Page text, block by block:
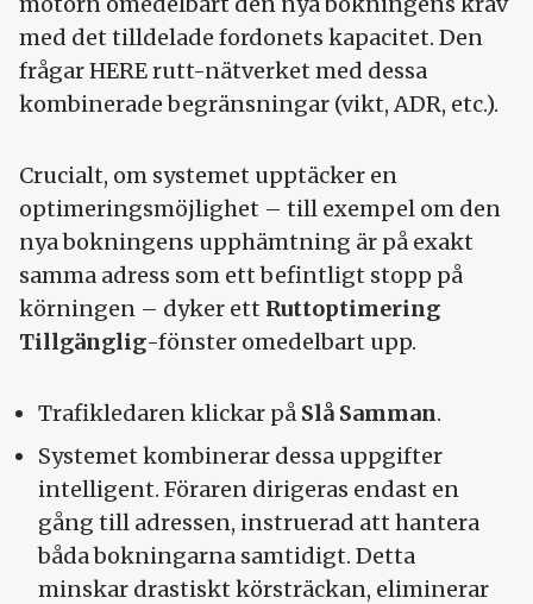
med det tilldelade fordonets kapacitet. Den
frågar HERE rutt-nätverket med dessa
kombinerade begränsningar (vikt, ADR, etc.).
Crucialt, om systemet upptäcker en
optimeringsmöjlighet – till exempel om den
nya bokningens upphämtning är på exakt
samma adress som ett befintligt stopp på
körningen – dyker ett Ruttoptimering
Tillgänglig-fönster omedelbart upp.
Trafikledaren klickar på Slå Samman.
Systemet kombinerar dessa uppgifter
intelligent. Föraren dirigeras endast en
gång till adressen, instruerad att hantera
båda bokningarna samtidigt. Detta
minskar drastiskt körsträckan, eliminerar